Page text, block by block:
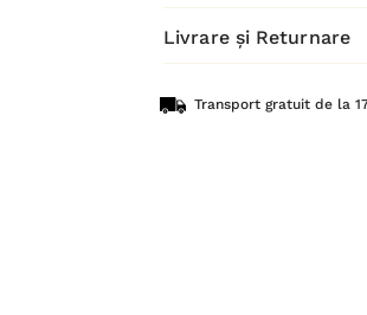
Livrare și Returnare
Transport gratuit de la